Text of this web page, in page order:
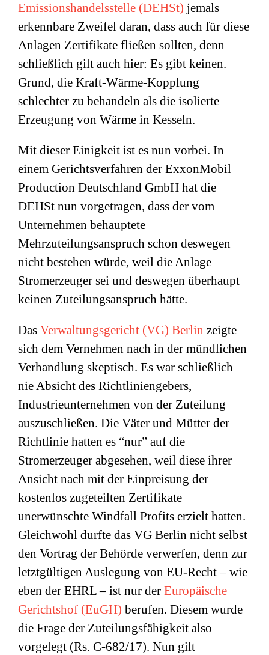
Emissionshandelsstelle (DEHSt) jemals
erkennbare Zweifel daran, dass auch für diese
Anlagen Zertifikate fließen sollten, denn
schließlich gilt auch hier: Es gibt keinen.
Grund, die Kraft-Wärme-Kopplung
schlechter zu behandeln als die isolierte
Erzeugung von Wärme in Kesseln.
Mit dieser Einigkeit ist es nun vorbei. In
einem Gerichtsverfahren der ExxonMobil
Production Deutschland GmbH hat die
DEHSt nun vorgetragen, dass der vom
Unternehmen behauptete
Mehrzuteilungsanspruch schon deswegen
nicht bestehen würde, weil die Anlage
Stromerzeuger sei und deswegen überhaupt
keinen Zuteilungsanspruch hätte.
Das Verwaltungsgericht (VG) Berlin zeigte
sich dem Vernehmen nach in der mündlichen
Verhandlung skeptisch. Es war schließlich
nie Absicht des Richtliniengebers,
Industrieunternehmen von der Zuteilung
auszuschließen. Die Väter und Mütter der
Richtlinie hatten es “nur” auf die
Stromerzeuger abgesehen, weil diese ihrer
Ansicht nach mit der Einpreisung der
kostenlos zugeteilten Zertifikate
unerwünschte Windfall Profits erzielt hatten.
Gleichwohl durfte das VG Berlin nicht selbst
den Vortrag der Behörde verwerfen, denn zur
letztgültigen Auslegung von EU-Recht – wie
eben der EHRL – ist nur der Europäische
Gerichtshof (EuGH) berufen. Diesem wurde
die Frage der Zuteilungsfähigkeit also
vorgelegt (Rs. C-682/17). Nun gilt